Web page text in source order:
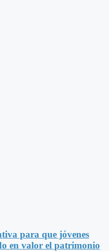
para que jóvenes
en valor el patrimonio